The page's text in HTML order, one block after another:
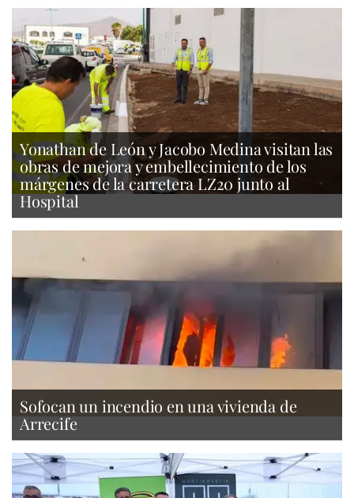
Yonathan de León y Jacobo Medina visitan las
obras de mejora y embellecimiento de los
márgenes de la carretera LZ20 junto al
Hospital
Sofocan un incendio en una vivienda de
Arrecife